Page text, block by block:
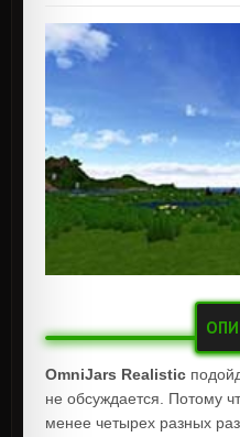
OmniJars Realistic
не обсуждается. Потому
менее четырех разных